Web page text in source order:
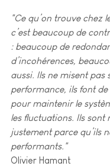
"Ce qu’on trouve chez
c’est beaucoup de
: beaucoup de
d’incohérences,
aussi. Ils ne misent pas
performance, ils font de
pour maintenir le
les fluctuations. Ils sont
justement parce qu’ils
performants."
Olivier Hamant